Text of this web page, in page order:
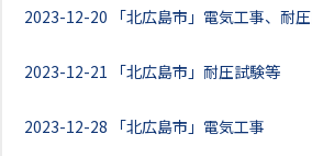
2023-12-20 「北広島市」電気工事、耐
2023-12-21 「北広島市」耐圧試験等
2023-12-28 「北広島市」電気工事